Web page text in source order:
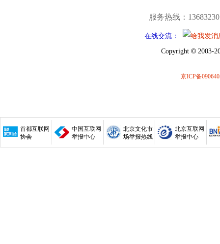
服务热线：
在线交流：
Copyright © 2003-
京ICP备
首都互联网
协会
中国互联网
举报中心
北京文化市
场举报热线
北京互联网
举报中心